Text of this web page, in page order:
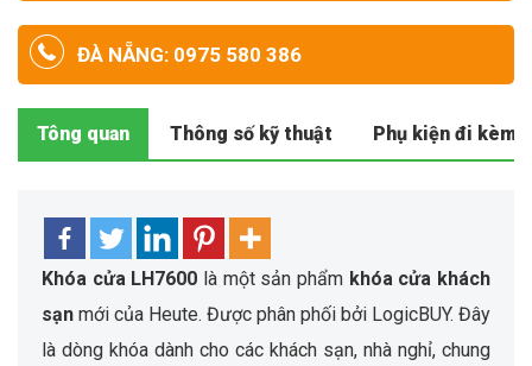
ĐÀ NẴNG: 0975 580 386
Tông quan Thông số kỹ thuật Phụ kiện đi kèm
Khóa cửa LH7600 là một sản phẩm khóa cửa khách
sạn mới của Heute. Được phân phối bởi LogicBUY. Đây
là dòng khóa dành cho các khách sạn, nhà nghỉ, chung